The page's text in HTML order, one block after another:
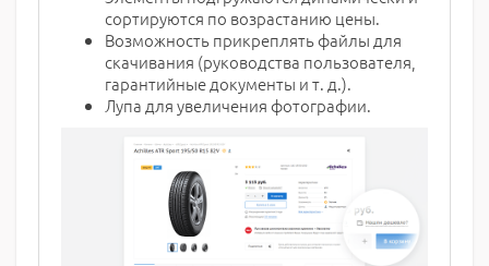
сортируются по возрастанию цены.
Возможность прикреплять файлы для
скачивания (руководства пользователя,
гарантийные документы и т. д.).
Лупа для увеличения фотографии.